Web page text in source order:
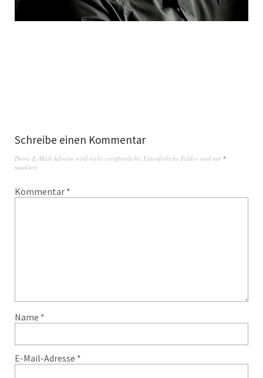
Schreibe einen Kommentar
Deine E-Mail-Adresse wird nicht veröffentlicht. Erforderliche Felder sind mit *
markiert
Kommentar *
Name *
E-Mail-Adresse *